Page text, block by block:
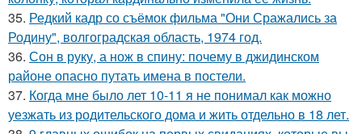
35. Редкий кадр со съёмок фильма "Они Сражались за
Родину", волгоградская область, 1974 год.
36. Сон в руку, а нож в спину: почему в джидинском
районе опасно путать имена в постели.
37. Когда мне было лет 10-11 я не понимал как можно
уезжать из родительского дома и жить отдельно в 18 лет.